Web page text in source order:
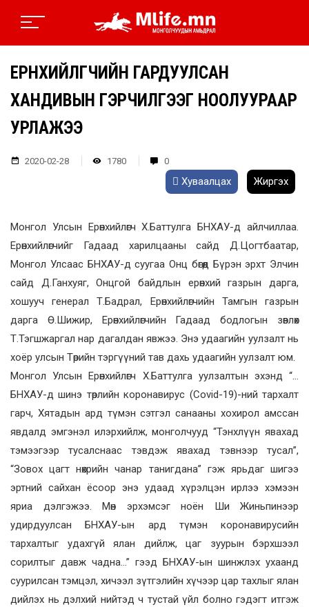
ЕРӨНХИЙЛӨГЧИЙН ГАРДУУЛСАН
ХАНДИВЫН ГЭРЧИЛГЭЭГ НООЛУУРААР
УРЛАЖЭЭ
2020-02-28 1780 0
Хуваалцах Жиргэх
Монгол Улсын Ерөнхийлөгч Х.Баттулга БНХАУ-д айлчиллаа.
Ерөнхийлөгчийг Гадаад харилцааны сайд Д.Цогтбаатар,
Монгол Улсаас БНХАУ-д суугаа Онц бөгөөд Бүрэн эрхт Элчин
сайд Д.Ганхуяг, Онцгой байдлын ерөнхий газрын дарга,
хошууч генерал Т.Бадрал, Ерөнхийлөгчийн Тамгын газрын
дарга Ө.Шижир, Ерөнхийлөгчийн Гадаад бодлогын зөвлөх
Т.Тэгшжаргал нар дагалдан явжээ. Энэ удаагийн уулзалт нь
хоёр улсын Төрийн тэргүүний тав дахь удаагийн уулзалт юм.
Монгол Улсын Ерөнхийлөгч Х.Баттулга уулзалтын эхэнд “…
БНХАУ-д шинэ төрлийн коронавирус (Covid-19)-ний тархалт
гарч, Хятадын ард түмэн сэтгэл санааны хохирол амссан
явдалд эмгэнэл илэрхийлж, монголчууд “Тэнхлүүн явахад
тэмээгээр тусалснаас тэвдэж явахад тэвнээр тусал”,
“Зовох цагт нөхрийн чанар танигдана” гэж ярьдаг шигээ
эртний сайхан ёсоор энэ удаад хүрэлцэн ирлээ хэмээн
яриа дэлгэжээ. Мөн эрхэмсэг ноён Ши Жиньпинээр
удирдуулсан БНХАУ-ын ард түмэн коронавирусийн
тархалтыг удахгүй ялан дийлж, цаг зуурын бэрхшээл
сорилтыг давж чадна…” гээд БНХАУ-ын шинжлэх ухаанд
суурилсан тэмцэл, хичээл зүтгэлийн хүчээр цар тахлыг ялан
дийлэх нь дэлхий нийтэд ч тустай үйл болно гэдэгт итгэж